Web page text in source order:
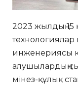
2023 жылдың 15
технологиялар
инженериясы
алушылардың
мінез-құлық